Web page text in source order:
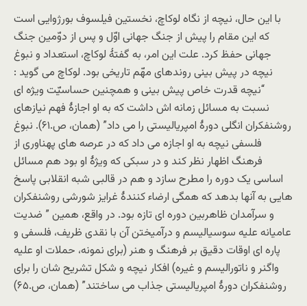
با این حال، نیچه از نگاه لوکاچ، نخستین فیلسوف بورژوایی است
که این مقام را پیش از جنگ جهانی اوّل و پس از دوّمین جنگ
جهانی حفظ کرد. علت این امر، به گفتۀ لوکاچ، استعداد و نبوغ
نیچه در پیش بینی روندهای مهّم تاریخی بود. لوکاچ می گوید :
“نیچه قدرت خاص پیش بینی و همچنین حساسیّت ویژه ای
نسبت به مسائل زمانه اش داشت که به او اجازۀ فهم نیازهای
روشنفکران انگلی دورۀ امپریالیستی را می داد” (همان، ص.۶۱). نبوغ
فلسفی نیچه به او اجازه می داد که در عرصه های پهناوری از
فرهنگ اظهار نظر کند و در سبکی که ویژۀ او بود هم مسائل
اساسی یک دوره را مطرح سازد و هم در قالبی شبه انقلابی پاسخ
هایی به آنها بدهد که همگی ارضاء کنندۀ غرایز شورشی روشنفکران
و سرآمدان ظاهربین دوره ای تازه بود. در واقع، همین ” ضدیت
عامیانه علیه سوسیالیسم و درآمیختن آن با نقدی ظریف، فلسفی و
پاره ای اوقات دقیق بر فرهنگ و هنر (برای نمونه، حملات او علیه
واگنر و ناتورالیسم و غیره) افکار نیچه و شکل تشریح شان را برای
روشنفکران دورۀ امپریالیستی جذاب می ساختند” (همان، ص.۶۵)